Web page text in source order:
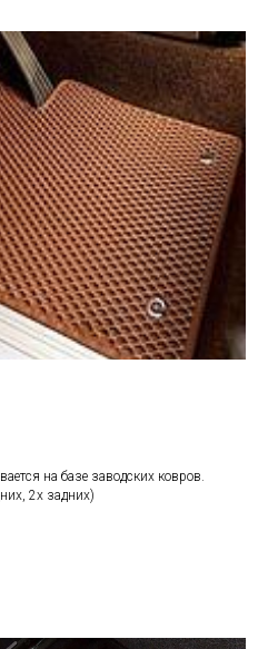
на базе заводских ковров.
2х задних)